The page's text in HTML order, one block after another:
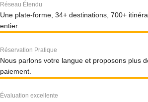
Réseau Étendu
Une plate-forme, 34+ destinations, 700+
entier.
Réservation Pratique
Nous parlons votre langue et proposons plus
paiement.
Évaluation excellente